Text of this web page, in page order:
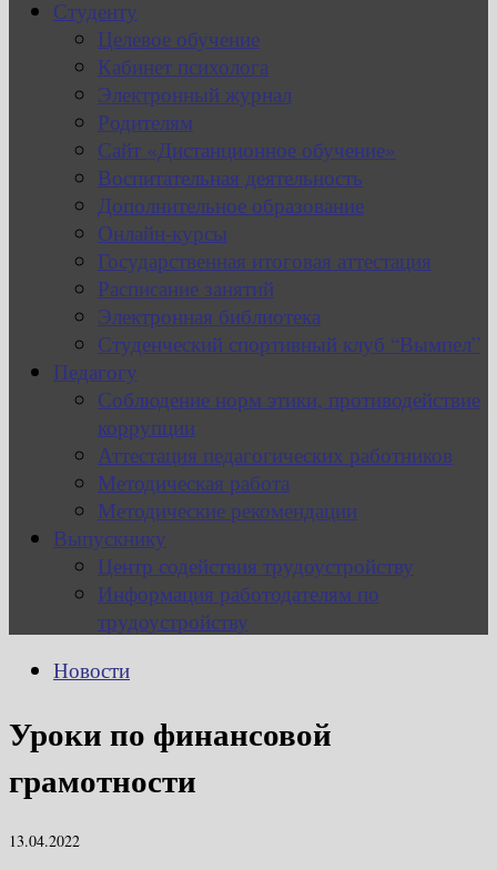
Студенту
Целевое обучение
Кабинет психолога
Электронный журнал
Родителям
Сайт «Дистанционное обучение»
Воспитательная деятельность
Дополнительное образование
Онлайн-курсы
Государственная итоговая аттестация
Расписание занятий
Электронная библиотека
Студенческий спортивный клуб “Вымпел”
Педагогу
Соблюдение норм этики, противодействие
коррупции
Аттестация педагогических работников
Методическая работа
Методические рекомендации
Выпускнику
Центр содействия трудоустройству
Информация работодателям по
трудоустройству
Новости
Уроки по финансовой
грамотности
13.04.2022